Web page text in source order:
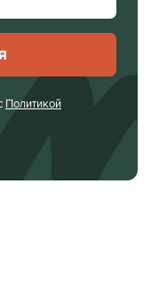
Политикой